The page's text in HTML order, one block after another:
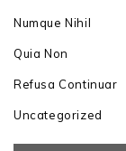
Numque Nihil
Quia Non
Refusa Continuar
Uncategorized